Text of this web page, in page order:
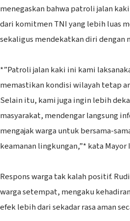
menegaskan bahwa patroli jalan
dari komitmen TNI yang lebih luas
sekaligus mendekatkan diri dengan
‎*”Patroli jalan kaki ini kami
memastikan kondisi wilayah tetap
Selain itu, kami juga ingin lebih
masyarakat, mendengar langsung
mengajak warga untuk bersama-
keamanan lingkungan,”* kata Mayor
‎Respons warga tak kalah positif.
warga setempat, mengaku
efek lebih dari sekadar rasa aman